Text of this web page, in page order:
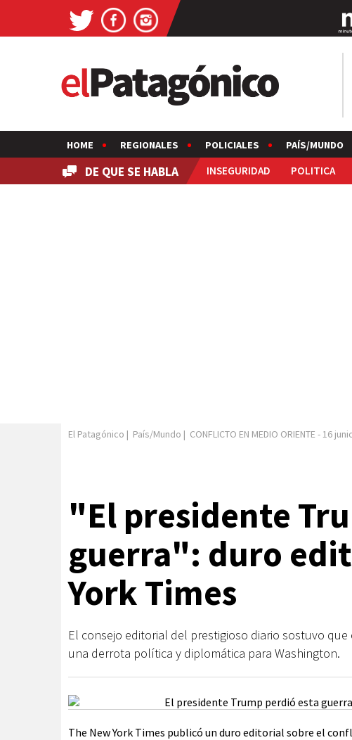
HOME REGIONALES POLICIALES PAÍS/MUNDO
DE QUE SE HABLA INSEGURIDAD POLITICA
El Patagónico | País/Mundo | CONFLICTO EN MEDIO ORIENTE- 16
"El presidente
guerra": duro
York Times
El consejo editorial del prestigioso diario sostuvo
una derrota política y diplomática para Washington.
The New York Times publicó un duro editorial sobre el